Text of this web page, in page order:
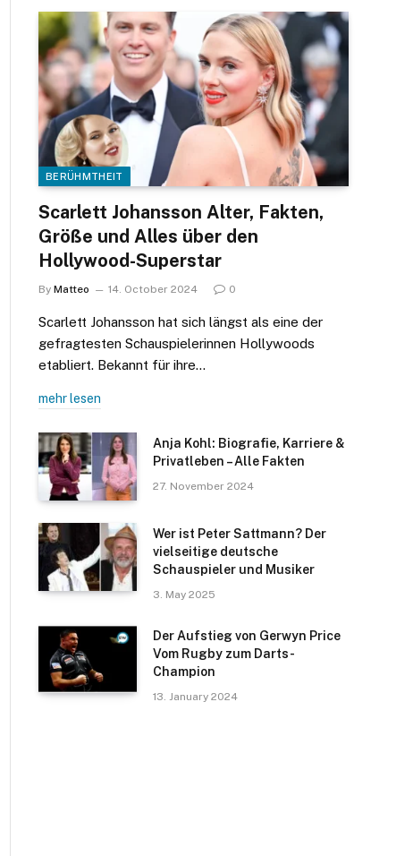
BERÜHMTHEIT
Scarlett Johansson Alter, Fakten,
Größe und Alles über den
Hollywood-Superstar
By Matteo 14. October 2024 0
Scarlett Johansson hat sich längst als eine der
gefragtesten Schauspielerinnen Hollywoods
etabliert. Bekannt für ihre…
mehr lesen
Anja Kohl: Biografie, Karriere &
Privatleben – Alle Fakten
27. November 2024
Wer ist Peter Sattmann? Der
vielseitige deutsche
Schauspieler und Musiker
3. May 2025
Der Aufstieg von Gerwyn Price
Vom Rugby zum Darts-
Champion
13. January 2024